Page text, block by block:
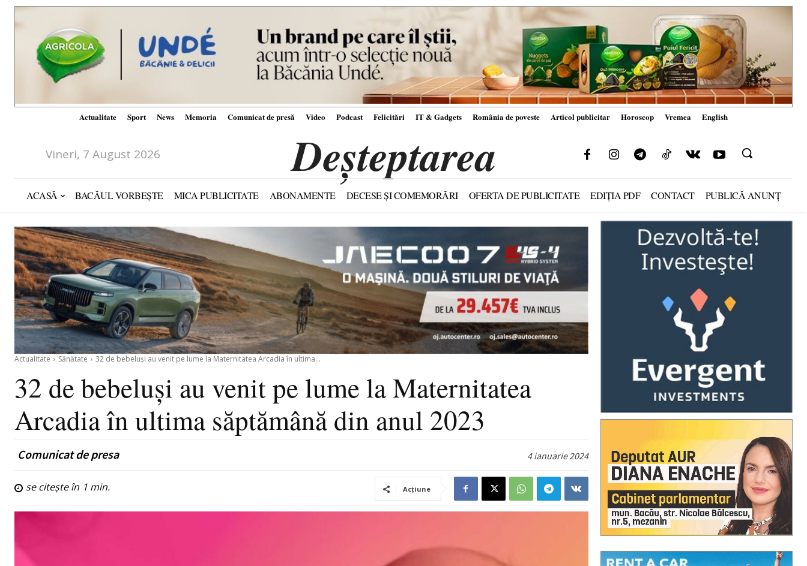
Actualitate Sport News Memoria Comunicat de presă Video Podcast Felicitări IT & Gadgets România de poveste Articol publicitar Horoscop Vremea English
Vineri, 7 August 2026 Deșteptarea
ACASĂ BACĂUL VORBEȘTE MICA PUBLICITATE ABONAMENTE DECESE ȘI COMEMORĂRI OFERTA DE PUBLICITATE EDIȚIA PDF CONTACT PUBLICĂ ANUNȚ
Actualitate Sănătate 32 de bebeluși au venit pe lume la Maternitatea Arcadia în ultima...
32 de bebeluși au venit pe lume la Maternitatea
Arcadia în ultima săptămână din anul 2023
Comunicat de presa 4 ianuarie 2024
se citește în 1 min. Acțiune